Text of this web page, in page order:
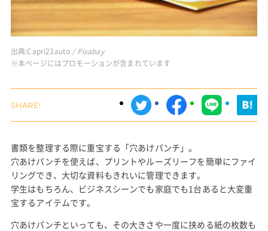
出典:Capri23auto / Pixabay
※本ページにはプロモーションが含まれています
書類を整理する際に重宝する「穴あけパンチ」。
穴あけパンチを使えば、プリントやルーズリーフを簡単にファイ
リングでき、大切な資料もきれいに管理できます。
学生はもちろん、ビジネスシーンでも家庭でも1台あると大変重
宝するアイテムです。
穴あけパンチといっても、その大きさや一度に挟める紙の枚数も